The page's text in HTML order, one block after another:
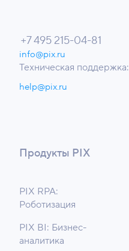
Продукты PIX
PIX RPA:
Роботизация
PIX BI: Бизнес-
аналитика
+7 495 215-04-81
info@pix.ru
Техническая поддержка:
help@pix.ru